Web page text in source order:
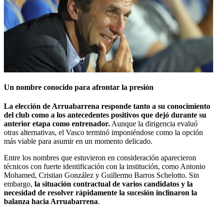
Un nombre conocido para afrontar la presión
La elección de Arruabarrena responde tanto a su conocimiento
del club como a los antecedentes positivos que dejó durante su
anterior etapa como entrenador. Aunque la dirigencia evaluó
otras alternativas, el Vasco terminó imponiéndose como la opción
más viable para asumir en un momento delicado.
Entre los nombres que estuvieron en consideración aparecieron
técnicos con fuerte identificación con la institución, como Antonio
Mohamed, Cristian González y Guillermo Barros Schelotto. Sin
embargo, la situación contractual de varios candidatos y la
necesidad de resolver rápidamente la sucesión inclinaron la
balanza hacia Arruabarrena.